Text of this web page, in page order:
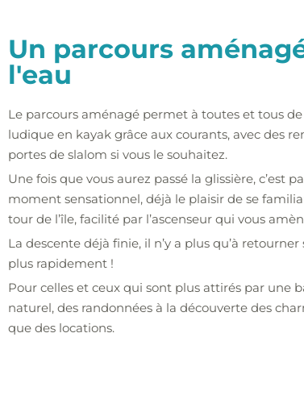
Un parcours
l'eau
Le parcours aménagé permet à toutes et tous
ludique en kayak grâce aux courants, avec des
portes de slalom si vous le souhaitez.
Une fois que vous aurez passé la glissière, c’est
moment sensationnel, déjà le plaisir de se
tour de l’île, facilité par l’ascenseur qui vous
La descente déjà finie, il n’y a plus qu’à
plus rapidement !
Pour celles et ceux qui sont plus attirés par une
naturel, des randonnées à la découverte des
que des locations.